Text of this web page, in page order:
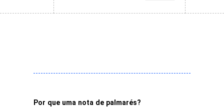
Por que uma nota de palmarés?